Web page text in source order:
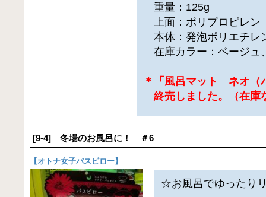
重量：125g
上面：ポリプロピレン
本体：発泡ポリエチレ
在庫カラー：ベージュ
＊「風呂マット ネオ（
終売しました。（在庫
[9-4] 冬場のお風呂に！ ＃6
【 オトナ女子バスピロー】
☆お風呂でゆったり